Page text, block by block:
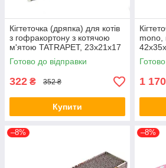
Кігтеточка (дряпка) для котів
з гофракортону з котячою
м'ятою TATRAPET, 23x21x17
см (*)
Готово до відправки
322 ₴ 352 ₴
Купити
mono,
1 170
–8% –8%